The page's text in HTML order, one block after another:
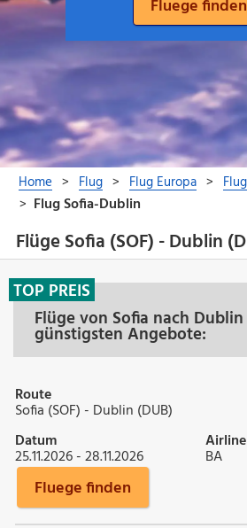
Flüge Sofia (SOF) - Dublin
Flüge von Sofia nach
günstigsten Angebote:
TOP PREIS
Route
Sofia (SOF) - Dublin (DUB)
Datum
25.11.2026 - 28.11.2026
Airline
BA
Fluege finden